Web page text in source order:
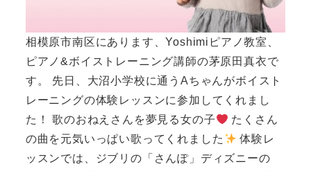
相模原市南区にあります、Yoshimiピアノ教室、
ピアノ&ボイストレーニング講師の茅原田真衣で
す。 先日、大沼小学校に通うAちゃんがボイスト
レーニングの体験レッスンに参加してくれまし
た！ 歌のおねえさんを夢見る女の子
たくさん
の曲を元気いっぱい歌ってくれました
体験レ
ッスンでは、ジブリの「さんぽ」ディズニーの